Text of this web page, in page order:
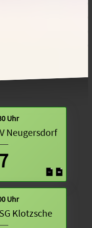
Uhr
Neugersdorf
Uhr
Klotzsche